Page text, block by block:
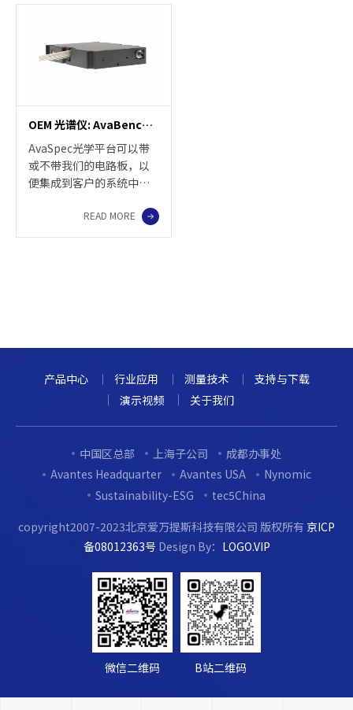
OEM 光谱仪: AvaBench 光学平台
AvaSpec光学平台可以带
或不带我们的电路板，以
便集成到客户的系统中。
UV / VIS光学平台，尤其适
用于OEM客户。
READ MORE
产品中心 行业应用 测量技术
支持与下载
演示视频
关于我们
中国区总部 上海子公司
成都办事处
Avantes Headquarter
Avantes USA
Nynomic
Sustainability-ESG
tec5China
copyright2007-2023北京爱万提斯科技有限公司 版权所有 京ICP
备08012363号 Design By： LOGO.VIP
微信二维码 B站二维码